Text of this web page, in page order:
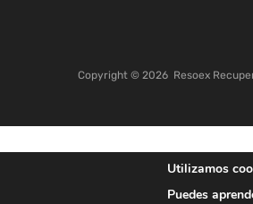
Copyright © 2026 Resoex
Utilizamos
Puedes